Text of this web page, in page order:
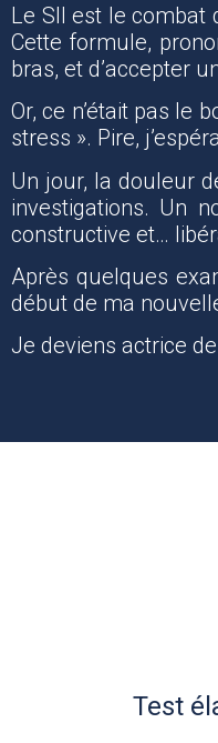
Le SII est le combat
Cette formule,
bras, et d’accepter
Or, ce n’était pas le
stress ». Pire,
Un jour, la douleur
investigations. Un
constructive et…
Après quelques
début de ma
Je deviens actrice
Test